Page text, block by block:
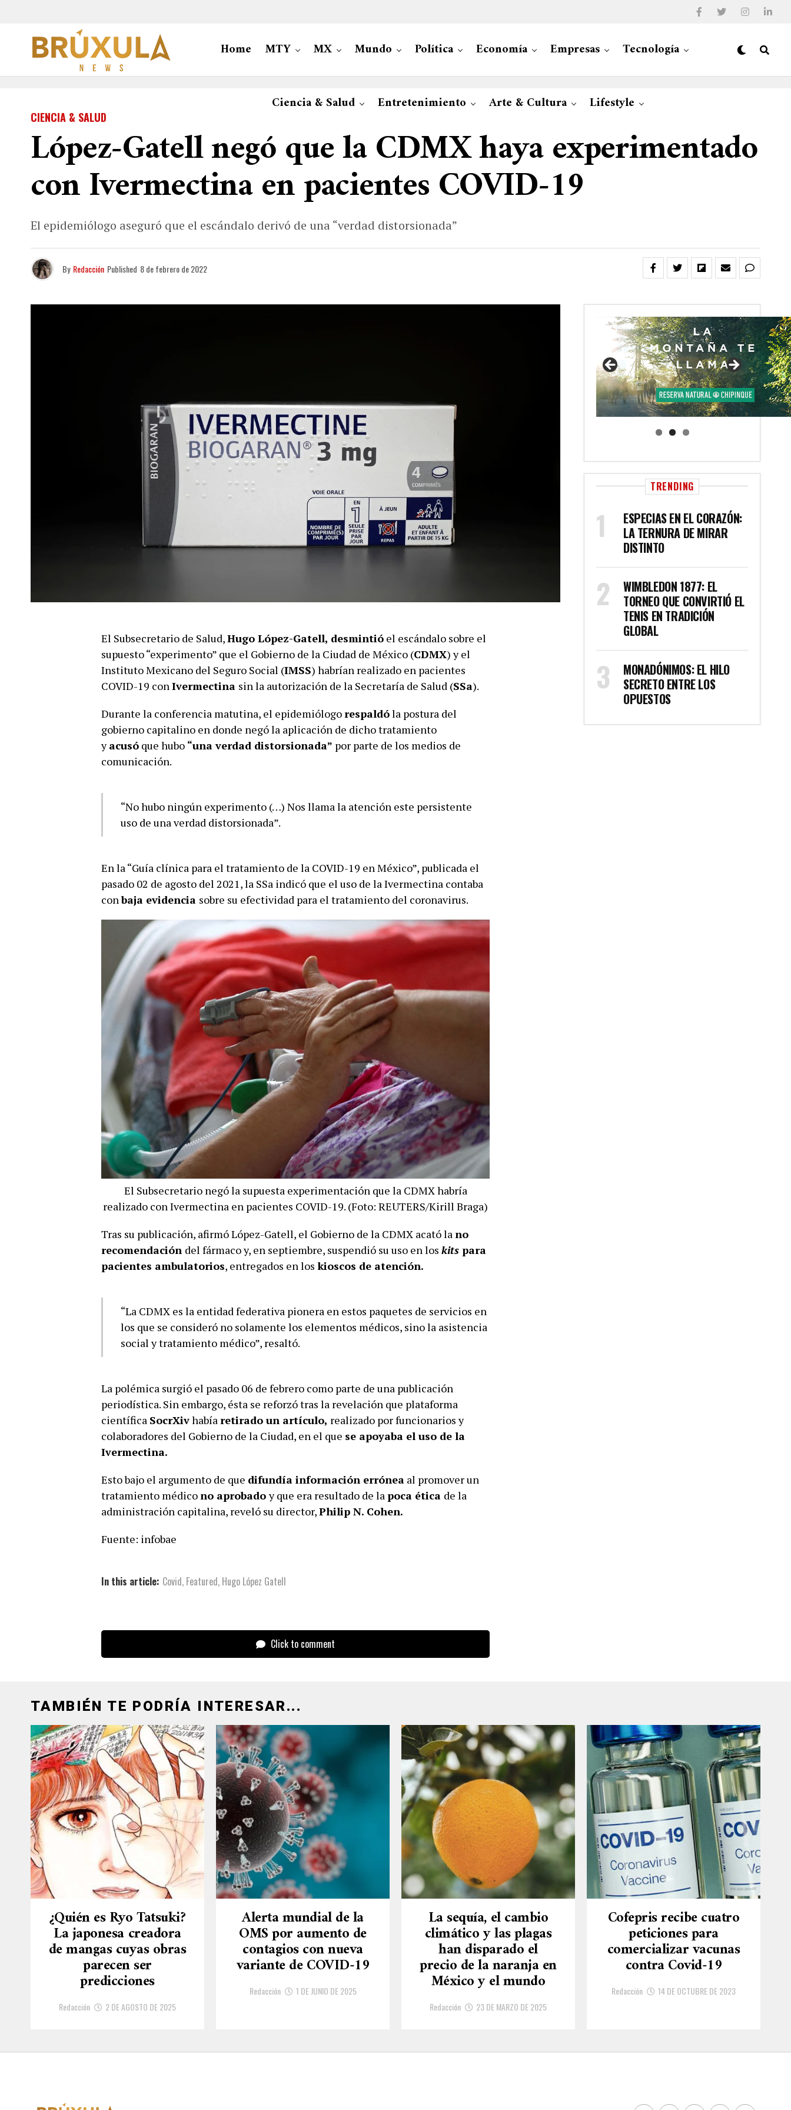
Home MTY MX Mundo Política Economía Empresas Tecnología
Ciencia & Salud Entretenimiento Arte & Cultura Lifestyle
CIENCIA & SALUD
López-Gatell negó que la CDMX haya experimentado
con Ivermectina en pacientes COVID-19
El epidemiólogo aseguró que el escándalo derivó de una “verdad distorsionada”
By Redacción Published 8 de febrero de 2022
El Subsecretario de Salud,Hugo López-Gatell, desmintió el escándalo sobre el
supuesto “experimento” que el Gobierno de la Ciudad de México (CDMX) y el
Instituto Mexicano del Seguro Social (IMSS) habrían realizado en pacientes
COVID-19 conIvermectina sin la autorización de la Secretaría de Salud (SSa).
Durante la conferencia matutina, el epidemiólogorespaldóla postura del
gobierno capitalino en donde negó la aplicación de dicho tratamiento
yacusó que hubo “una verdad distorsionada” por parte de los medios de
comunicación.
“No hubo ningún experimento (…) Nos llama la atención este persistente
uso de una verdad distorsionada”.
En la “Guía clínica para el tratamiento de la COVID-19 en México”, publicada el
pasado 02 de agosto del 2021, la SSa indicó que el uso de la Ivermectina contaba
conbaja evidencia sobre su efectividad para el tratamiento del coronavirus.
El Subsecretario negó la supuesta experimentación que la CDMX habría
realizado con Ivermectina en pacientes COVID-19. (Foto: REUTERS/Kirill Braga)
Tras su publicación, afirmó López-Gatell, el Gobierno de la CDMX acató lano
recomendación del fármaco y, en septiembre, suspendió su uso en los kits para
pacientes ambulatorios, entregados en los kioscos de atención.
“La CDMX es la entidad federativa pionera en estos paquetes de servicios en
los que se consideró no solamente los elementos médicos, sino la asistencia
social y tratamiento médico”, resaltó.
La polémica surgió el pasado 06 de febrero como parte de una publicación
periodística. Sin embargo, ésta se reforzó tras la revelación que plataforma
científica SocrXivhabíaretirado un artículo, realizado por funcionarios y
colaboradores del Gobierno de la Ciudad, en el que se apoyaba el uso de la
Ivermectina.
Esto bajo el argumento de que difundía información errónea al promover un
tratamiento médicono aprobadoy que era resultado de lapoca ética de la
administración capitalina, reveló su director,Philip N. Cohen.
Fuente: infobae
In this article: Covid, Featured, Hugo López Gatell
Click to comment
TRENDING
ESPECIAS EN EL CORAZÓN:
LA TERNURA DE MIRAR
DISTINTO
WIMBLEDON 1877: EL
TORNEO QUE CONVIRTIÓ EL
TENIS EN TRADICIÓN
GLOBAL
MONADÓNIMOS: EL HILO
SECRETO ENTRE LOS
OPUESTOS
TAMBIÉN TE PODRÍA INTERESAR...
¿Quién es Ryo Tatsuki?
La japonesa creadora
de mangas cuyas obras
parecen ser
predicciones
Redacción 2 DE AGOSTO DE 2025
Alerta mundial de la
OMS por aumento de
contagios con nueva
variante de COVID-19
Redacción 1 DE JUNIO DE 2025
La sequía, el cambio
climático y las plagas
han disparado el
precio de la naranja en
México y el mundo
Redacción 23 DE MARZO DE 2025
Cofepris recibe cuatro
peticiones para
comercializar vacunas
contra Covid-19
Redacción 14 DE OCTUBRE DE 2023